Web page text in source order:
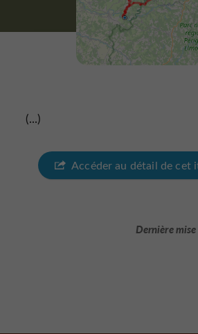
(...)
Accéder au détail de cet
Dernière